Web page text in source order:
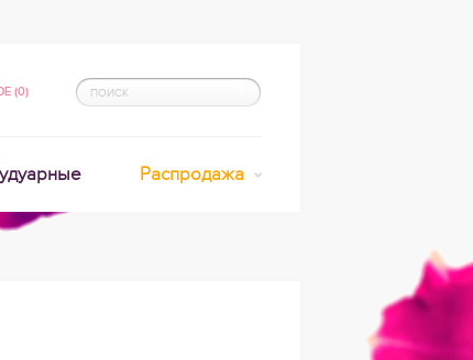
(0)
Распродажа